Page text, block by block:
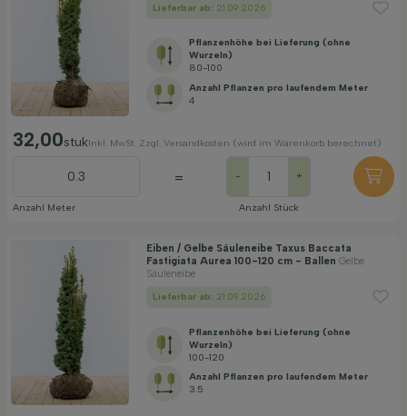
Lieferbar ab: 21.09.2026
Pflanzenhöhe bei Lieferung (ohne
Wurzeln)
80-100
Anzahl Pflanzen pro laufendem Meter
4
32,00stukInkl. MwSt. Zzgl. Versandkosten (wird im Warenkorb berechnet)
Anzahl Meter
= - +
Anzahl Stück
Eiben / Gelbe Säuleneibe Taxus Baccata
Fastigiata Aurea 100-120 cm - Ballen Gelbe
Säuleneibe
Lieferbar ab: 21.09.2026
Pflanzenhöhe bei Lieferung (ohne
Wurzeln)
100-120
Anzahl Pflanzen pro laufendem Meter
3.5